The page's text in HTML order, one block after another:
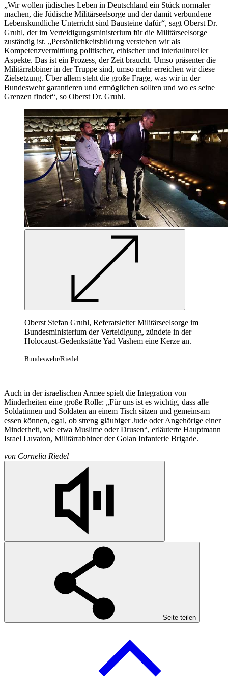
„Wir wollen jüdisches Leben in Deutschland ein Stück normaler
machen, die Jüdische Militärseelsorge und der damit verbundene
Lebenskundliche Unterricht sind Bausteine dafür“, sagt Oberst Dr.
Gruhl, der im Verteidigungsministerium für die Militärseelsorge
zuständig ist. „Persönlichkeitsbildung verstehen wir als
Kompetenzvermittlung politischer, ethischer und interkultureller
Aspekte. Das ist ein Prozess, der Zeit braucht. Umso präsenter die
Militärrabbiner in der Truppe sind, umso mehr erreichen wir diese
Zielsetzung. Über allem steht die große Frage, was wir in der
Bundeswehr garantieren und ermöglichen sollten und wo es seine
Grenzen findet“, so Oberst Dr. Gruhl.
Oberst Stefan Gruhl, Referatsleiter Militärseelsorge im
Bundesministerium der Verteidigung, zündete in der
Holocaust-Gedenkstätte Yad Vashem eine Kerze an.
Bundeswehr/Riedel
Auch in der israelischen Armee spielt die Integration von
Minderheiten eine große Rolle: „Für uns ist es wichtig, dass alle
Soldatinnen und Soldaten an einem Tisch sitzen und gemeinsam
essen können, egal, ob streng gläubiger Jude oder Angehörige einer
Minderheit, wie etwa Muslime oder Drusen“, erläuterte Hauptmann
Israel Luvaton, Militärrabbiner der Golan Infanterie Brigade.
von Cornelia Riedel
Seite teilen